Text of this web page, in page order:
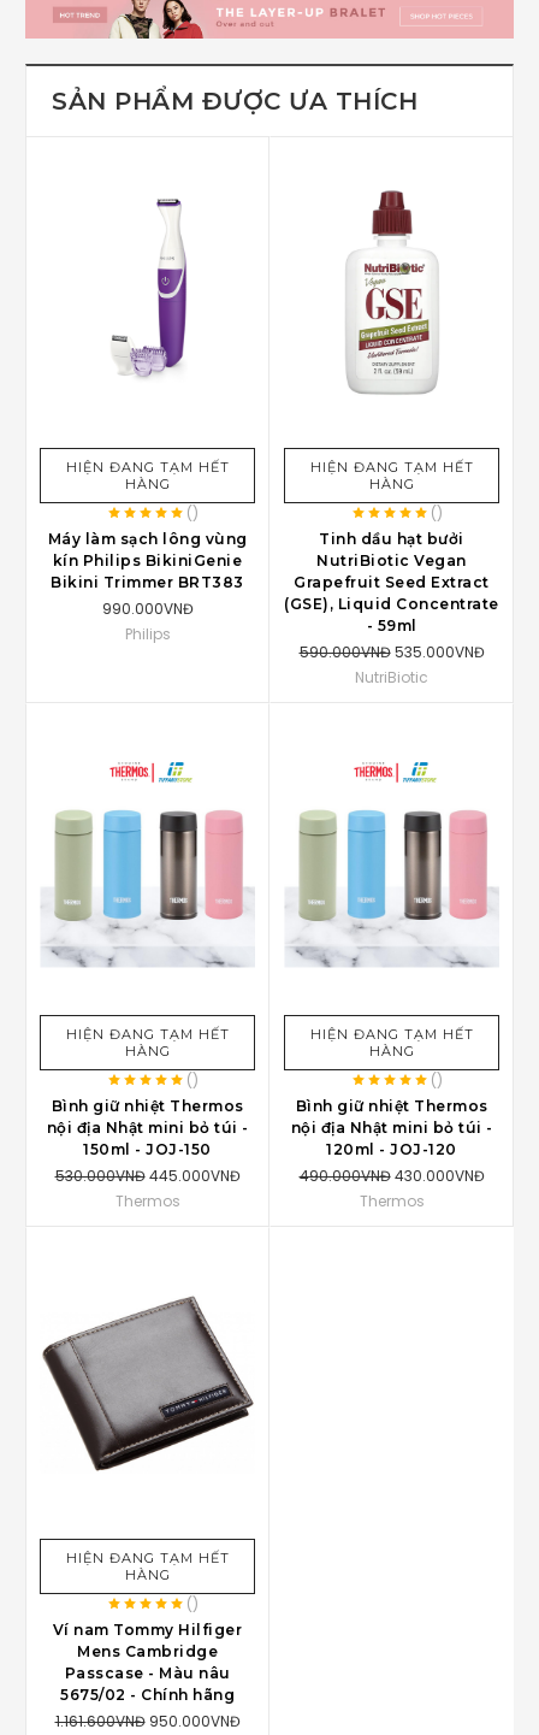
SẢN PHẨM ĐƯỢC ƯA THÍCH
HIỆN ĐANG TẠM HẾT
HÀNG
()
Máy làm sạch lông vùng
kín Philips BikiniGenie
Bikini Trimmer BRT383
990.000VNĐ
Philips
HIỆN ĐANG TẠM HẾT
HÀNG
()
Tinh dầu hạt bưởi
NutriBiotic Vegan
Grapefruit Seed Extract
(GSE), Liquid Concentrate
- 59ml
590.000VNĐ 535.000VNĐ
NutriBiotic
HIỆN ĐANG TẠM HẾT
HÀNG
()
Bình giữ nhiệt Thermos
nội địa Nhật mini bỏ túi -
150ml - JOJ-150
530.000VNĐ 445.000VNĐ
Thermos
HIỆN ĐANG TẠM HẾT
HÀNG
()
Bình giữ nhiệt Thermos
nội địa Nhật mini bỏ túi -
120ml - JOJ-120
490.000VNĐ 430.000VNĐ
Thermos
HIỆN ĐANG TẠM HẾT
HÀNG
()
Ví nam Tommy Hilfiger
Mens Cambridge
Passcase - Màu nâu
5675/02 - Chính hãng
1.161.600VNĐ 950.000VNĐ